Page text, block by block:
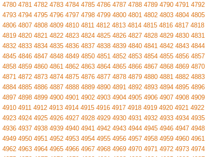
4780 4781 4782 4783 4784 4785 4786 4787 4788 4789 4790 4791 4792
4793 4794 4795 4796 4797 4798 4799 4800 4801 4802 4803 4804 4805
4806 4807 4808 4809 4810 4811 4812 4813 4814 4815 4816 4817 4818
4819 4820 4821 4822 4823 4824 4825 4826 4827 4828 4829 4830 4831
4832 4833 4834 4835 4836 4837 4838 4839 4840 4841 4842 4843 4844
4845 4846 4847 4848 4849 4850 4851 4852 4853 4854 4855 4856 4857
4858 4859 4860 4861 4862 4863 4864 4865 4866 4867 4868 4869 4870
4871 4872 4873 4874 4875 4876 4877 4878 4879 4880 4881 4882 4883
4884 4885 4886 4887 4888 4889 4890 4891 4892 4893 4894 4895 4896
4897 4898 4899 4900 4901 4902 4903 4904 4905 4906 4907 4908 4909
4910 4911 4912 4913 4914 4915 4916 4917 4918 4919 4920 4921 4922
4923 4924 4925 4926 4927 4928 4929 4930 4931 4932 4933 4934 4935
4936 4937 4938 4939 4940 4941 4942 4943 4944 4945 4946 4947 4948
4949 4950 4951 4952 4953 4954 4955 4956 4957 4958 4959 4960 4961
4962 4963 4964 4965 4966 4967 4968 4969 4970 4971 4972 4973 4974